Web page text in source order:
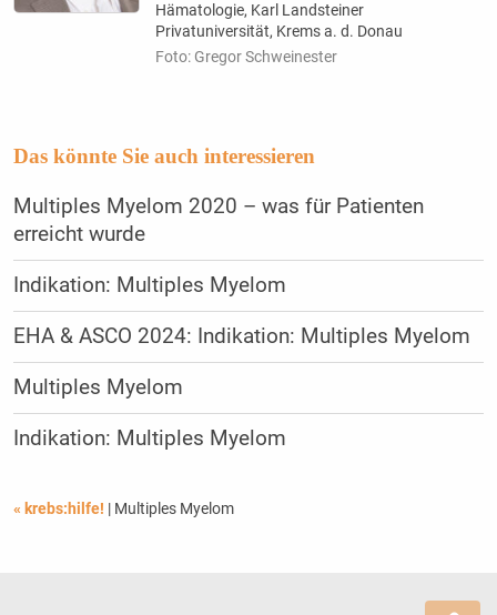
Hämatologie, Karl Landsteiner
Privatuniversität, Krems a. d. Donau
Foto: Gregor Schweinester
Das könnte Sie auch interessieren
Multiples Myelom 2020 – was für Patienten
erreicht wurde
Indikation: Multiples Myelom
EHA & ASCO 2024: Indikation: Multiples Myelom
Multiples Myelom
Indikation: Multiples Myelom
« krebs:hilfe! | Multiples Myelom